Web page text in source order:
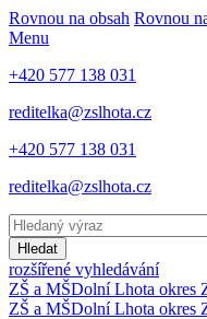
Rovnou na obsah Rovnou
Menu
+420 577 138 031
reditelka@zslhota.cz
+420 577 138 031
reditelka@zslhota.cz
Hledat
rozšířené vyhledávání
ZŠ a MŠDolní Lhota okres
ZŠ a MŠDolní Lhota okres